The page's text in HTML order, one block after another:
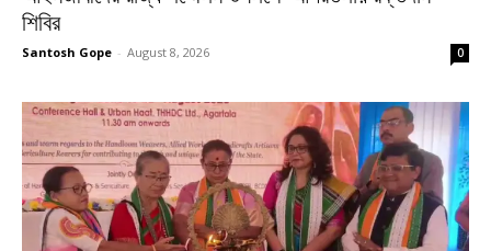
শিবির
Santosh Gope - August 8, 2026 0